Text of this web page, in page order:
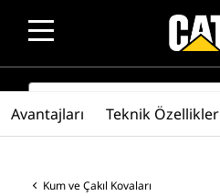
SEARCH
Kum ve Çakıl Kovaları
Avantajları Teknik Özellikler